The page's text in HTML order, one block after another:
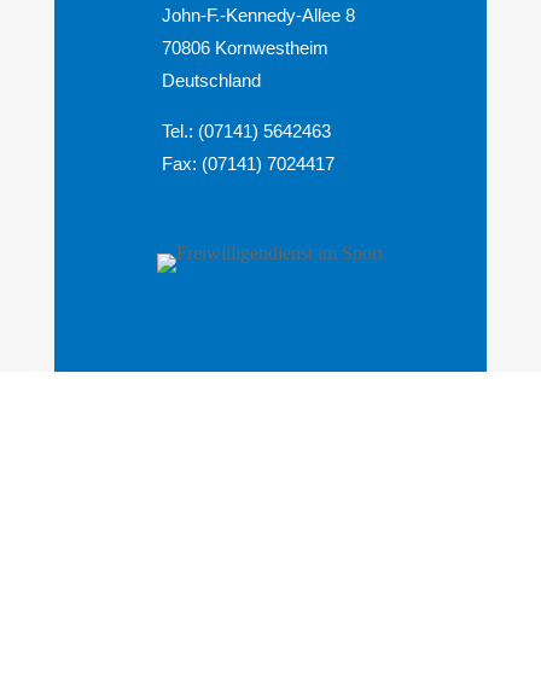
John-F.-Kennedy-Allee 8
70806 Kornwestheim
Deutschland
Tel.: (07141) 5642463
Fax: (07141) 7024417